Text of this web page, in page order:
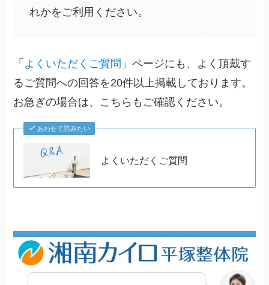
れかをご利用ください。
「 よくいただくご質問 」ページにも、よく頂戴す
るご質問への回答を20件以上掲載しております。
お急ぎの場合は、こちらもご確認ください。
あわせて読みたい
よくいただくご質問